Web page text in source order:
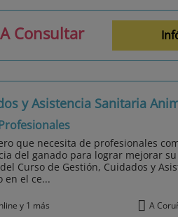
A Consultar
y Asistencia Sanitaria
que necesita de profesionales
del ganado para lograr mejorar
Curso de Gestión, Cuidados y
en el ce...
y 1 más A